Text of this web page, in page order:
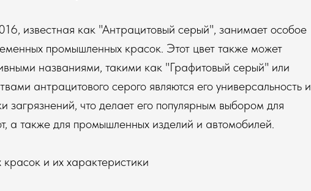
известная как "Антрацитовый серый", занимает особое
промышленных красок. Этот цвет также может
названиями, такими как "Графитовый серый" или
антрацитового серого являются его универсальность и
загрязнений, что делает его популярным выбором для
а также для промышленных изделий и автомобилей.
и их характеристики